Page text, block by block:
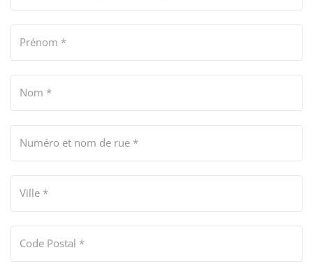
Prénom *
Nom *
Numéro et nom de rue *
Ville *
Code Postal *